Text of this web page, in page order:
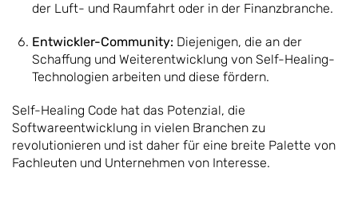
der Luft- und Raumfahrt oder in der Finanzbranche.
Entwickler-Community: Diejenigen, die an der
Schaffung und Weiterentwicklung von Self-Healing-
Technologien arbeiten und diese fördern.
Self-Healing Code hat das Potenzial, die
Softwareentwicklung in vielen Branchen zu
revolutionieren und ist daher für eine breite Palette von
Fachleuten und Unternehmen von Interesse.